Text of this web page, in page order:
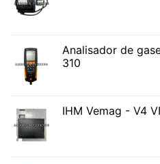
Analisador de
310
IHM Vemag - V4